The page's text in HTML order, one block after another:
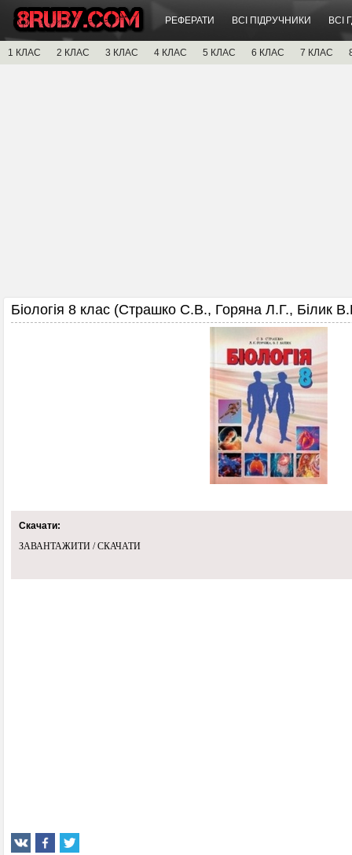
РЕФЕРАТИ ВСІ ПІДРУЧНИКИ ВСІ
1 КЛАС 2 КЛАС 3 КЛАС 4 КЛАС 5 КЛАС 6 КЛАС 7 КЛАС
Біологія 8 клас (Страшко С.В., Горяна Л.Г., Білик
Скачати:
ЗАВАНТАЖИТИ / СКАЧАТИ